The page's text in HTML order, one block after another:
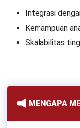
Integrasi
Kemampuan
Skalabilitas
MENGAPA